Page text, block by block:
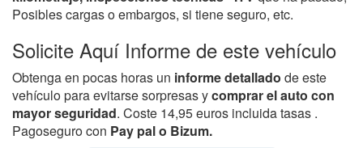
Posibles cargas o embargos, si tiene seguro, etc.
Solicite Aquí Informe de este vehículo
Obtenga en pocas horas un informe detallado de este
vehículo para evitarse sorpresas ycomprar el auto con
mayor seguridad. Coste 14,95 euros incluida tasas .
Pagoseguro con Pay pal o Bizum.